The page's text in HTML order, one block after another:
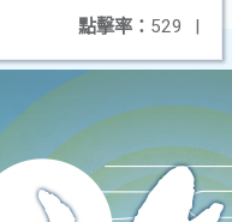
點擊率： 529 |